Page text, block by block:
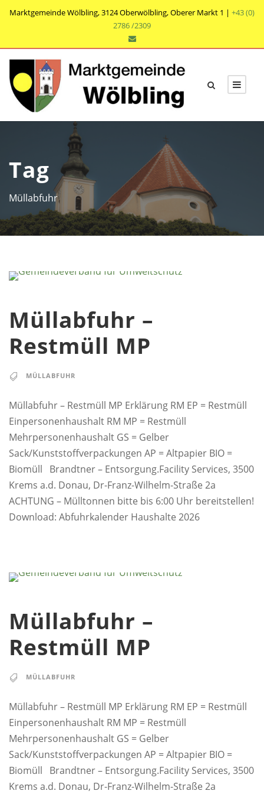
Marktgemeinde Wölbling, 3124 Oberwölbling, Oberer Markt 1 | +43 (0)
2786 /2309
Tag
Müllabfuhr
Müllabfuhr –
Restmüll MP
MÜLLABFUHR
Müllabfuhr – Restmüll MP Erklärung RM EP = Restmüll
Einpersonenhaushalt RM MP = Restmüll
Mehrpersonenhaushalt GS = Gelber
Sack/Kunststoffverpackungen AP = Altpapier BIO =
Biomüll Brandtner – Entsorgung.Facility Services, 3500
Krems a.d. Donau, Dr-Franz-Wilhelm-Straße 2a
ACHTUNG – Mülltonnen bitte bis 6:00 Uhr bereitstellen!
Download: Abfuhrkalender Haushalte 2026
Müllabfuhr –
Restmüll MP
MÜLLABFUHR
Müllabfuhr – Restmüll MP Erklärung RM EP = Restmüll
Einpersonenhaushalt RM MP = Restmüll
Mehrpersonenhaushalt GS = Gelber
Sack/Kunststoffverpackungen AP = Altpapier BIO =
Biomüll Brandtner – Entsorgung.Facility Services, 3500
Krems a.d. Donau, Dr-Franz-Wilhelm-Straße 2a